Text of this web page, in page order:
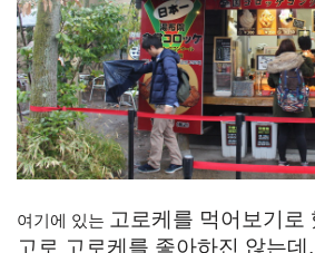
여기에 있는 고로케를 먹어보기로
고로 고로케를 좋아하진 않는데